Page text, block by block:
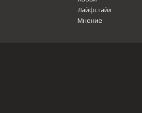
Лайфстайл
Мнение